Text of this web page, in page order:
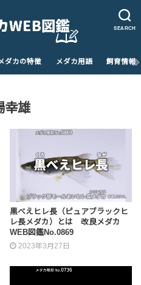
SEARCH
ダカの特徴 メダカ用語 飼育情報
幸雄
黒べえヒレ長（ピュアブラックヒ
レ長メダカ）とは 改良メダカ
WEB図鑑No.0869
2023年3月27日